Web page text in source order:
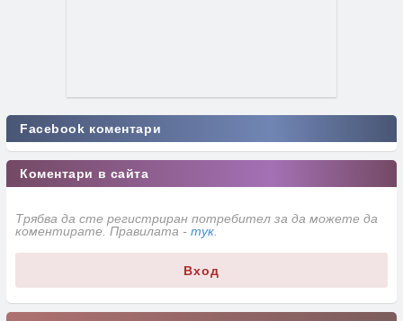
Facebook коментари
Коментари в сайта
Трябва да сте регистриран потребител за да можете да
коментирате. Правилата - тук
Вход